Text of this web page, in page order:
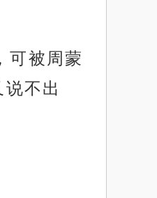
可被周蒙
不出